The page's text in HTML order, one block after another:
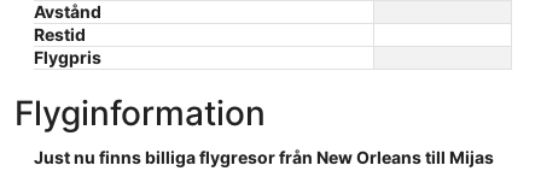
Avstånd
Restid
Flygpris
Flyginformation
Just nu finns billiga flygresor från New Orleans till Mijas